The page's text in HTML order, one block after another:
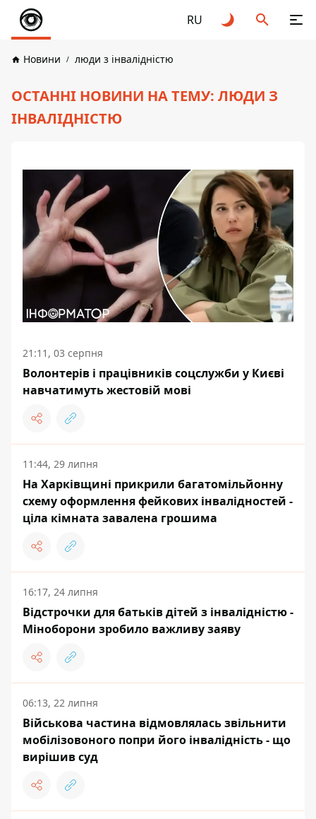
RU
Новини люди з інвалідністю
ОСТАННІ НОВИНИ НА ТЕМУ: ЛЮДИ З
ІНВАЛІДНІСТЮ
21:11, 03 серпня
Волонтерів і працівників соцслужби у Києві
навчатимуть жестовій мові
11:44, 29 липня
На Харківщині прикрили багатомільйонну
схему оформлення фейкових інвалідностей -
ціла кімната завалена грошима
16:17, 24 липня
Відстрочки для батьків дітей з інвалідністю -
Міноборони зробило важливу заяву
06:13, 22 липня
Військова частина відмовлялась звільнити
мобілізовоного попри його інвалідність - що
вирішив суд